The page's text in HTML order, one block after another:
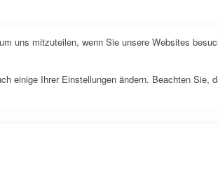
uns mitzuteilen, wenn Sie unsere Websites
einige Ihrer Einstellungen ändern. Beachten